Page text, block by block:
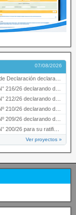
07/08/2026
interés provincial PRESIDENCI…
de interés provincial la labor …
de interés provincial el “50° A…
de interés provincial el proyec…
de interés provincial la presen…
26 para su ratificación.
Ver proyectos »